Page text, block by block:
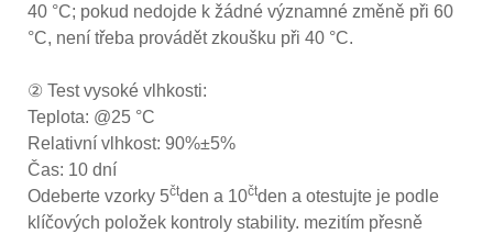
40 °C; pokud nedojde k žádné významné změně při 60
°C, není třeba provádět zkoušku při 40 °C.
② Test vysoké vlhkosti:
Teplota: @25 °C
Relativní vlhkost: 90%±5%
Čas: 10 dní
Odeberte vzorky 5čtden a 10čtden a otestujte je podle
klíčových položek kontroly stability. mezitím přesně